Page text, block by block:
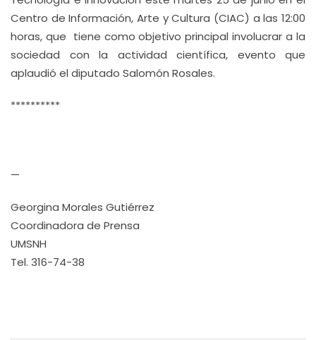
Centro de Información, Arte y Cultura (CIAC) a las 12:00
horas, que tiene como objetivo principal involucrar a la
sociedad con la actividad científica, evento que
aplaudió el diputado Salomón Rosales.
**********
—
Georgina Morales Gutiérrez
Coordinadora de Prensa
UMSNH
Tel. 316-74-38